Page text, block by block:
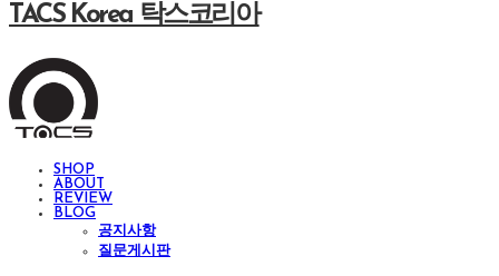
TACS Korea 탁스코리아
SHOP
ABOUT
REVIEW
BLOG
공지사항
질문게시판